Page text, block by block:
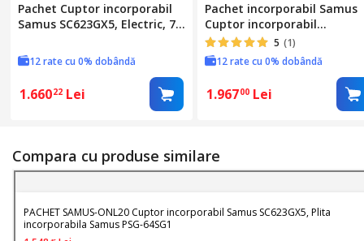
Pachet Cuptor incorporabil
Samus SC623GX5, Electric, 75
incorporabila Samus PSG-
64SG1, Gaz, 4 arzatoare,
Arzator WOK, Aprindere
electrica, Negru
12 rate cu 0% dobândă
1.66022 Lei
Pachet incorporabil Samus
Cuptor incorporabil
SC626GDX9 GRAY, 75 L, 2800
W, 9 Functii + Plita
incorporabil PSG-64SG1, 4
arzatoare pe gaz, Gratar
fonta, Sticla neagra
5 (1)
12 rate cu 0% dobândă
1.96700 Lei
Compara cu produse similare
PACHET SAMUS-ONL20 Cuptor incorporabil Samus SC623GX5, Plita
incorporabila Samus PSG-64SG1